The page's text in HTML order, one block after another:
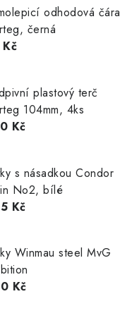
odhodová čára
černá
plastový terč
104mm, 4ks
Kč
s násadkou Condor
No2, bílé
Kč
Winmau steel MvG
Kč